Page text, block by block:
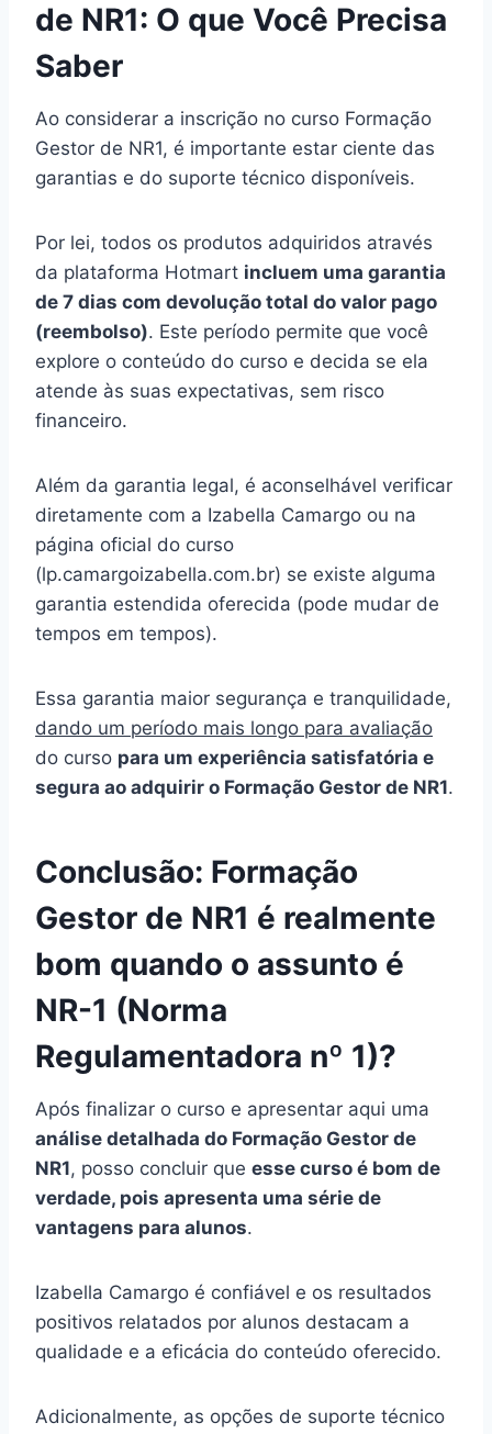
de NR1: O que Você Precisa
Saber
Ao considerar a inscrição no curso Formação
Gestor de NR1, é importante estar ciente das
garantias e do suporte técnico disponíveis.
Por lei, todos os produtos adquiridos através
da plataforma Hotmart incluem uma garantia
de 7 dias com devolução total do valor pago
(reembolso). Este período permite que você
explore o conteúdo do curso e decida se ela
atende às suas expectativas, sem risco
financeiro.
Além da garantia legal, é aconselhável verificar
diretamente com a Izabella Camargo ou na
página oficial do curso
(lp.camargoizabella.com.br) se existe alguma
garantia estendida oferecida (pode mudar de
tempos em tempos).
Essa garantia maior segurança e tranquilidade,
dando um período mais longo para avaliação
do curso para um experiência satisfatória e
segura ao adquirir o Formação Gestor de NR1.
Conclusão: Formação
Gestor de NR1 é realmente
bom quando o assunto é
NR-1 (Norma
Regulamentadora nº 1)?
Após finalizar o curso e apresentar aqui uma
análise detalhada do Formação Gestor de
NR1, posso concluir que esse curso é bom de
verdade, pois apresenta uma série de
vantagens para alunos.
Izabella Camargo é confiável e os resultados
positivos relatados por alunos destacam a
qualidade e a eficácia do conteúdo oferecido.
Adicionalmente, as opções de suporte técnico